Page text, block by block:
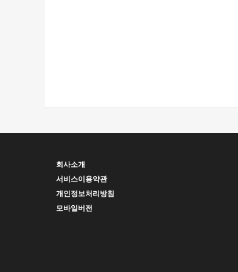
회사소개
서비스이용약관
개인정보처리방침
모바일버전